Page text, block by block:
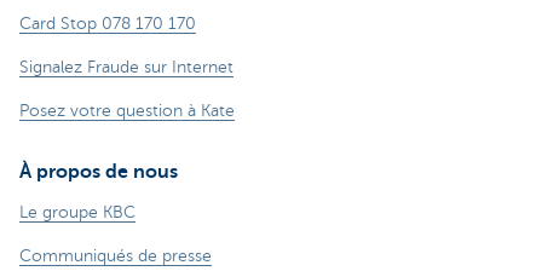
Card Stop 078 170 170
Signalez Fraude sur Internet
Posez votre question à Kate
À propos de nous
Le groupe KBC
Communiqués de presse